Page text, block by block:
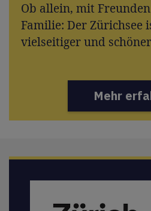
Ob allein, mit
Familie: Der Zürichsee
vielseitiger und
Mehr